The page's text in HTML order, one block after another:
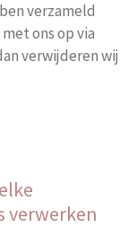
verzameld
ons op via
verwijderen wij
verwerken